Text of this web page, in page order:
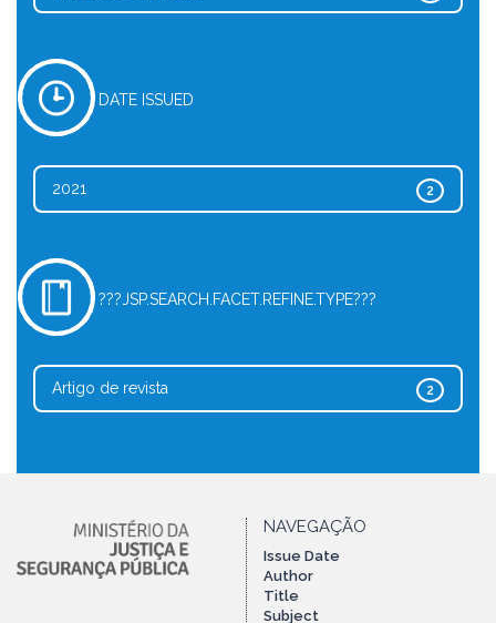
DATE ISSUED
2
2021
???JSP.SEARCH.FACET.REFINE.TYPE???
2
Artigo de revista
NAVEGAÇÃO
Issue Date
Author
Title
Subject